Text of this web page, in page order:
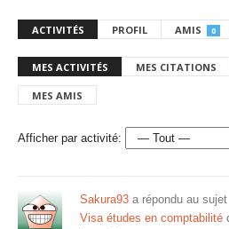
ACTIVITÉS PROFIL AMIS 0
MES ACTIVITÉS MES CITATIONS
MES AMIS
Afficher par activité:
Sakura93 a répondu au sujet
Visa études en comptabilité